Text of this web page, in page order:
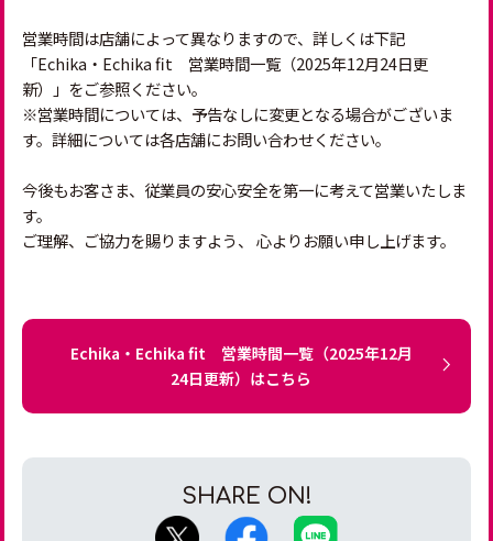
営業時間は店舗によって異なりますので、詳しくは下記
「Echika・Echika fit 営業時間一覧（2025年12月24日更
新）」をご参照ください。
※営業時間については、予告なしに変更となる場合がございま
す。詳細については各店舗にお問い合わせください。
今後もお客さま、従業員の安心安全を第一に考えて営業いたしま
す。
ご理解、ご協力を賜りますよう、 心よりお願い申し上げます。
Echika・Echika fit 営業時間一覧（2025年12月
24日更新）はこちら